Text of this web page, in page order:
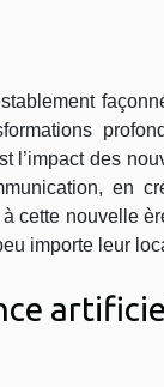
des
en
cette nouvelle
importe leur